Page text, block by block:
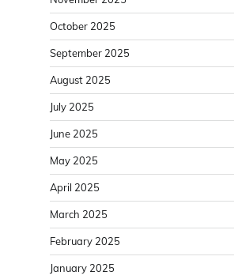
October 2025
September 2025
August 2025
July 2025
June 2025
May 2025
April 2025
March 2025
February 2025
January 2025